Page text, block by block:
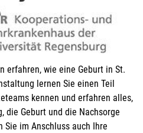
erfahren, wie eine Geburt in St.
lernen Sie einen Teil
kennen und erfahren alles,
die Geburt und die Nachsorge
Sie im Anschluss auch Ihre